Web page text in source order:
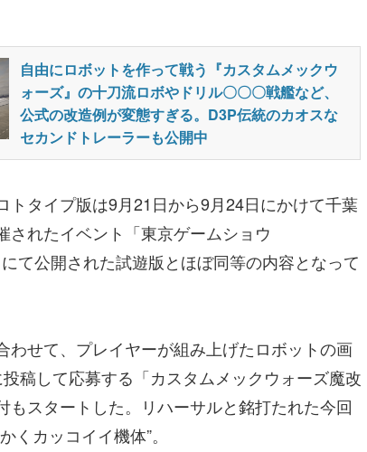
自由にロボットを作って戦う『カスタムメックウ
ォーズ』の十刀流ロボやドリル〇〇〇戦艦など、
公式の改造例が変態すぎる。D3P伝統のカオスな
セカンドトレーラーも公開中
トタイプ版は9月21日から9月24日にかけて千葉
されたイベント「東京ゲームショウ
て公開された試遊版とほぼ同等の内容となって
わせて、プレイヤーが組み上げたロボットの画
稿して応募する「カスタムメックウォーズ魔改
もスタートした。リハーサルと銘打たれた今回
くカッコイイ機体”。